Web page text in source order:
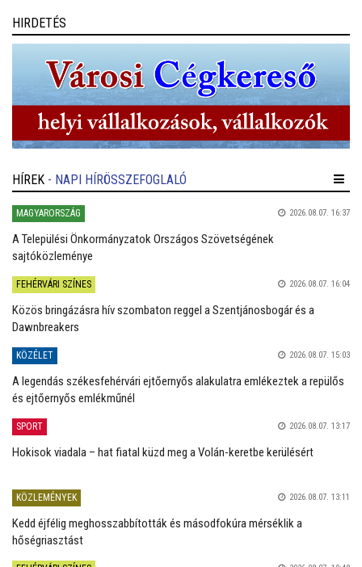
HIRDETÉS
HÍREK - NAPI HÍRÖSSZEFOGLALÓ
MAGYARORSZÁG 2026.08.07. 16:37
A Települési Önkormányzatok Országos Szövetségének
sajtóközleménye
FEHÉRVÁRI SZÍNES 2026.08.07. 16:04
Közös bringázásra hív szombaton reggel a Szentjánosbogár és a
Dawnbreakers
KÖZÉLET 2026.08.07. 15:03
A legendás székesfehérvári ejtőernyős alakulatra emlékeztek a repülős
és ejtőernyős emlékműnél
SPORT 2026.08.07. 13:17
Hokisok viadala – hat fiatal küzd meg a Volán-keretbe kerülésért
KÖZLEMÉNYEK 2026.08.07. 13:11
Kedd éjfélig meghosszabbították és másodfokúra mérséklik a
hőségriasztást